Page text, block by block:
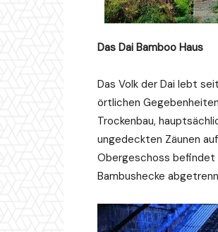
Das Dai Bamboo Haus
Das Volk der Dai lebt
örtlichen
Trockenbau,
ungedeckten Zäunen
Obergeschoss befindet
Bambushecke